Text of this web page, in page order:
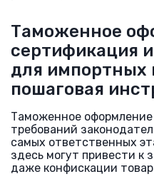
Таможенное
сертификация
для импортных
пошаговая
Таможенное
требований
самых ответственных
здесь могут привести
даже конфискации